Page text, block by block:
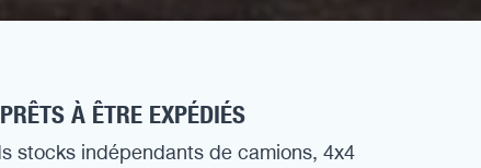
À ÊTRE EXPÉDIÉS
stocks indépendants de camions, 4x4